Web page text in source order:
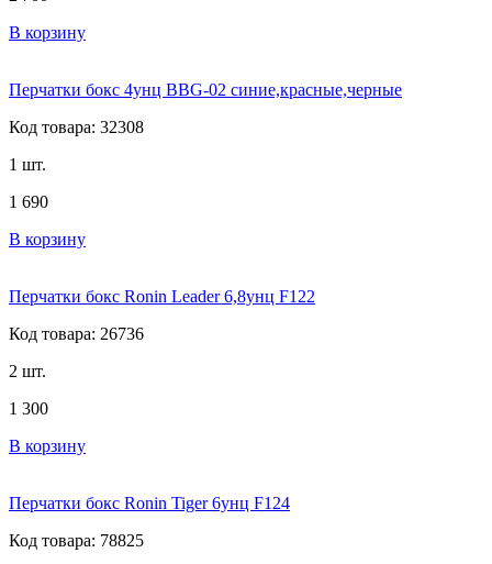
В корзину
Перчатки бокс 4унц BBG-02 синие,красные,черные
Код товара: 32308
1 шт.
1 690
В корзину
Перчатки бокс Ronin Leader 6,8унц F122
Код товара: 26736
2 шт.
1 300
В корзину
Перчатки бокс Ronin Tiger 6унц F124
Код товара: 78825